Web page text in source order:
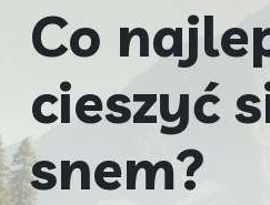
Co
cieszyć
snem?